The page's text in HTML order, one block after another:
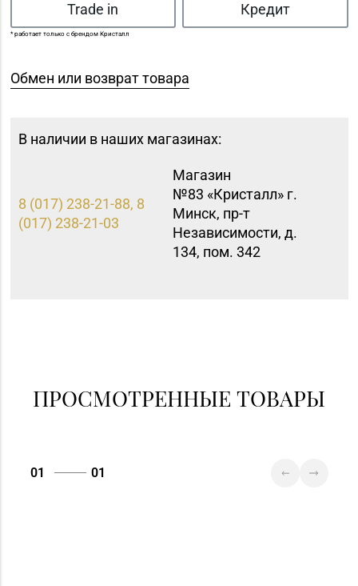
Trade in Кредит
* работает только с брендом Кристалл
Обмен или возврат товара
В наличии в наших магазинах:
8 (017) 238-21-88, 8
(017) 238-21-03
Магазин
№83 «Кристалл» г.
Минск, пр-т
Независимости, д.
134, пом. 342
ПРОСМОТРЕННЫЕ ТОВАРЫ
01 01